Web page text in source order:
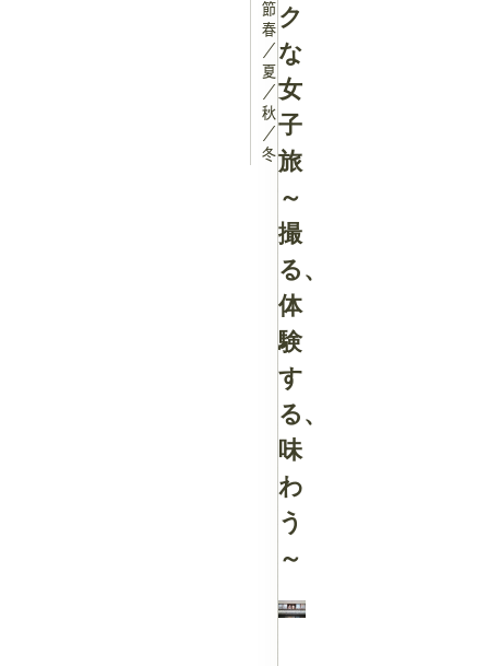
節：
春
／
夏
／
秋
／
冬
ク
な
女
子
旅
～
撮
る、
体
験
す
る、
味
わ
う
～